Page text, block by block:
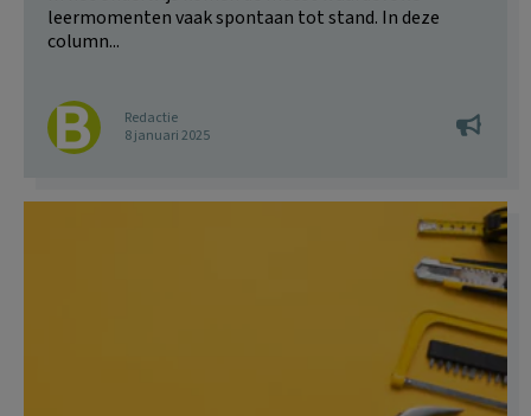
leermomenten vaak spontaan tot stand. In deze
column...
Redactie
8 januari 2025